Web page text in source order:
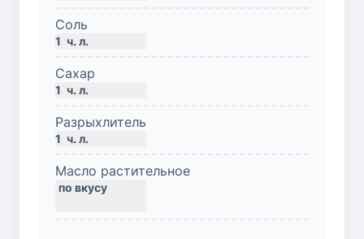
Соль
1 ч. л.
Сахар
1 ч. л.
Разрыхлитель
1 ч. л.
Масло растительное